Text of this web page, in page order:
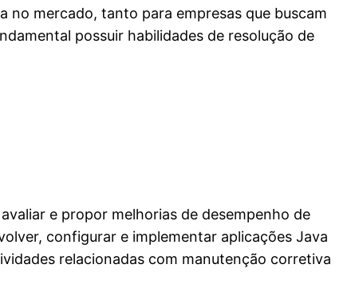
no mercado, tanto para empresas que buscam
possuir habilidades de resolução de
e propor melhorias de desempenho de
configurar e implementar aplicações Java
relacionadas com manutenção corretiva